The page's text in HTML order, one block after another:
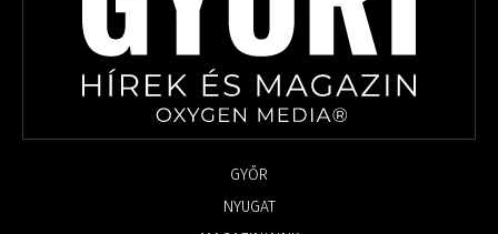
GYŐR
NYUGAT